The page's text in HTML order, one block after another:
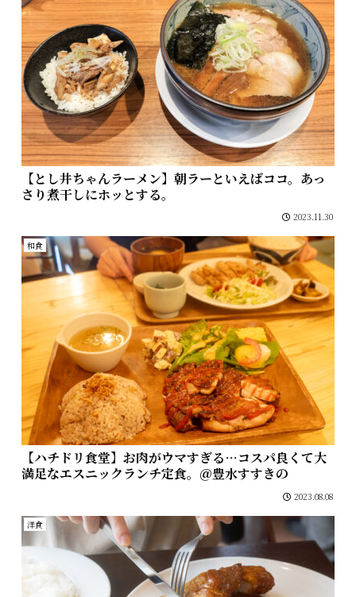
【とし井ちゃんラーメン】朝ラーといえばココ。あっ
さり煮干しにホッとする。
2023.11.30
和食
【ハチドリ食堂】お肉がウマすぎる…コスパ良くて大
満足なエスニックランチ定食。＠豊水すすきの
2023.08.08
洋食